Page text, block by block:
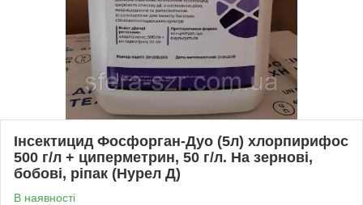
Інсектицид Фосфорган-Дуо (5л) хлорпирифос
500 г/л + циперметрин, 50 г/л. На зернові,
бобові, ріпак (Нурел Д)
В наявності